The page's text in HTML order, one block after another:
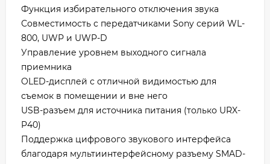
Функция избирательного отключения звука
Совместимость с передатчиками Sony серий WL-
800, UWP и UWP-D
Управление уровнем выходного сигнала
приемника
OLED-дисплей с отличной видимостью для
съемок в помещении и вне него
USB-разъем для источника питания (только URX-
P40)
Поддержка цифрового звукового интерфейса
благодаря мультиинтерфейсному разъему SMAD-